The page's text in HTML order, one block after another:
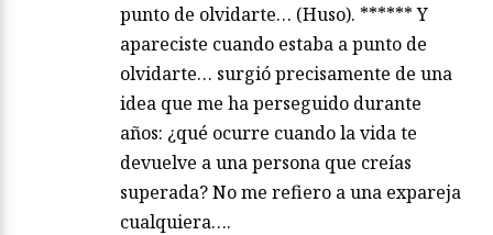
La animadora de un camping pasa el
verano entre fiestas y espectáculos,
hasta que un gran amor del pasado
reaparece en su vida. A partir de ese
momento, la protagonista de esta novela
emprende un viaje por sus propias
emociones y sentimientos. En este
making of Ariadna Tuxell cuenta cómo